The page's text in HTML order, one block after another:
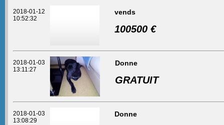
2018-01-12
10:52:32
vends
100500 €
2018-01-03
13:11:27
Donne
GRATUIT
2018-01-03
13:08:29
Donne